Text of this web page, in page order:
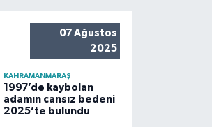
07 Ağustos
2025
KAHRAMANMARAŞ
1997’de kaybolan
adamın cansız bedeni
2025’te bulundu